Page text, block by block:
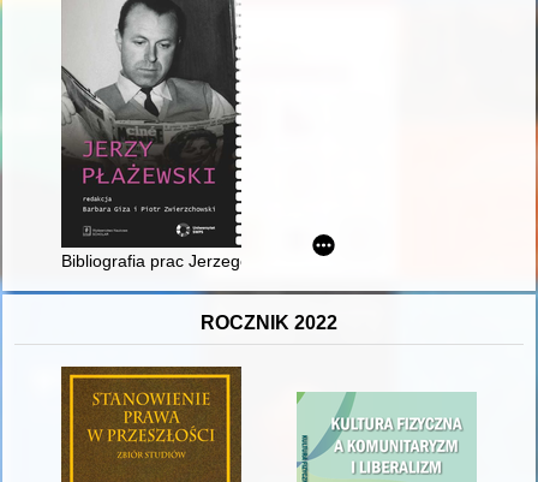
Bibliografia prac Jerzego Płażewskiego
ROCZNIK 2022